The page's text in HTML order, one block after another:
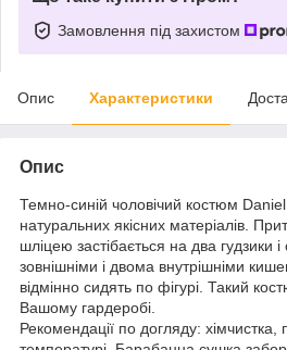
Замовлення під захистом
Опис Характеристики
Опис
Темно-синій чоловічий костюм
натуральних якісних матеріалів.
шліцею застібається на два гудзики
зовнішніми і двома внутрішніми
відмінно сидять по фігурі. Такий
Вашому гардеробі.
Рекомендації по догляду: